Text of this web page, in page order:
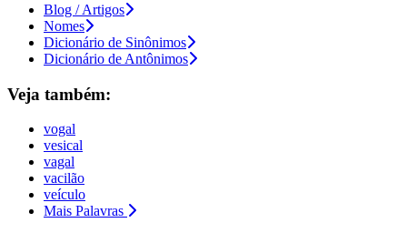
Blog / Artigos
Nomes
Dicionário de Sinônimos
Dicionário de Antônimos
Veja também:
vogal
vesical
vagal
vacilão
veículo
Mais Palavras